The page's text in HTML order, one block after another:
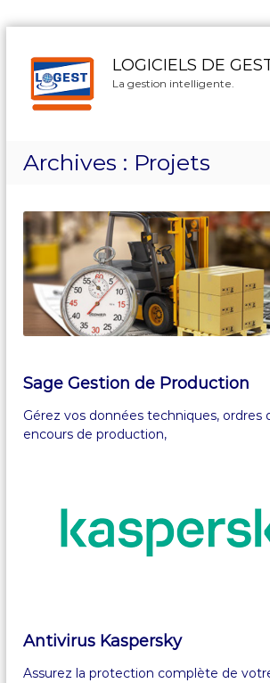
LOGICIELS DE
La gestion intelligente.
Archives : Projets
Sage Gestion de Production
Gérez vos données techniques, ordres
encours de production,
Antivirus Kaspersky
Assurez la protection complète de